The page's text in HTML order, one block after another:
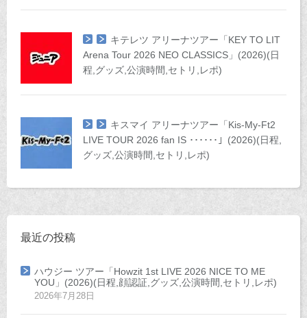
キテレツ アリーナツアー「KEY TO LIT
Arena Tour 2026 NEO CLASSICS」(2026)(日
程,グッズ,公演時間,セトリ,レポ)
キスマイ アリーナツアー「Kis-My-Ft2
LIVE TOUR 2026 fan IS ･･････」(2026)(日程,
グッズ,公演時間,セトリ,レポ)
最近の投稿
ハウジー ツアー「Howzit 1st LIVE 2026 NICE TO ME
YOU」(2026)(日程,顔認証,グッズ,公演時間,セトリ,レポ)
2026年7月28日